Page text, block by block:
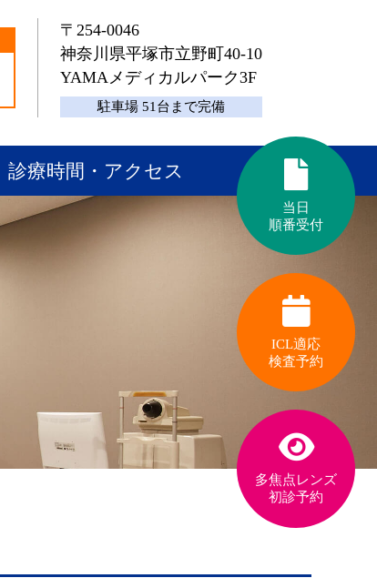
〒254-0046
神奈川県平塚市立野町40-10
YAMAメディカルパーク3F
駐車場 51台まで完備
診療時間・アクセス
当日
順番受付
ICL適応
検査予約
多焦点レンズ
初診予約